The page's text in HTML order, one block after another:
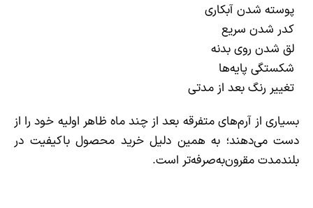
پوسته شدن آبکاری
کدر شدن سریع
لق شدن روی بدنه
شکستگی پایه‌ها
تغییر رنگ بعد از مدتی
بسیاری از آرم‌های متفرقه بعد از چند ماه ظاهر اولیه خود را از
دست می‌دهند؛ به همین دلیل خرید محصول باکیفیت در
بلندمدت مقرون‌به‌صرفه‌تر است.